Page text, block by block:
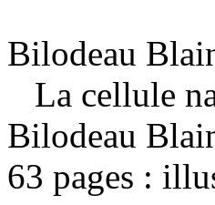
Bilodeau
La cellule
Bilodeau
63 pages :